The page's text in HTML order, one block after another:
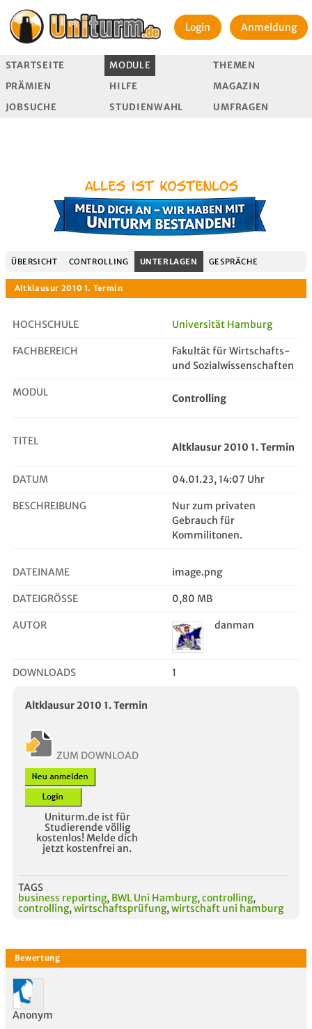
Login Anmeldung
STARTSEITE MODULE
THEMEN
PRÄMIEN
HILFE
MAGAZIN
JOBSUCHE
STUDIENWAHL UMFRAGEN
ÜBERSICHT CONTROLLING UNTERLAGEN GESPRÄCHE
HOCHSCHULE Universität Hamburg
FACHBEREICH
Fakultät für Wirtschafts-
und Sozialwissenschaften
MODUL Controlling
TITEL Altklausur 2010 1. Termin
DATUM 04.01.23, 14:07 Uhr
BESCHREIBUNG
Nur zum privaten
Gebrauch für
Kommilitonen.
DATEINAME image.png
DATEIGRÖSSE 0,80 MB
AUTOR danman
DOWNLOADS 1
Altklausur 2010 1. Termin
ZUM DOWNLOAD
Uniturm.de ist für
Studierende völlig
kostenlos! Melde dich
jetzt kostenfrei an.
TAGS
business reporting, BWL Uni Hamburg, controlling,
controlling,wirtschaftsprüfung, wirtschaft uni hamburg
Anonym